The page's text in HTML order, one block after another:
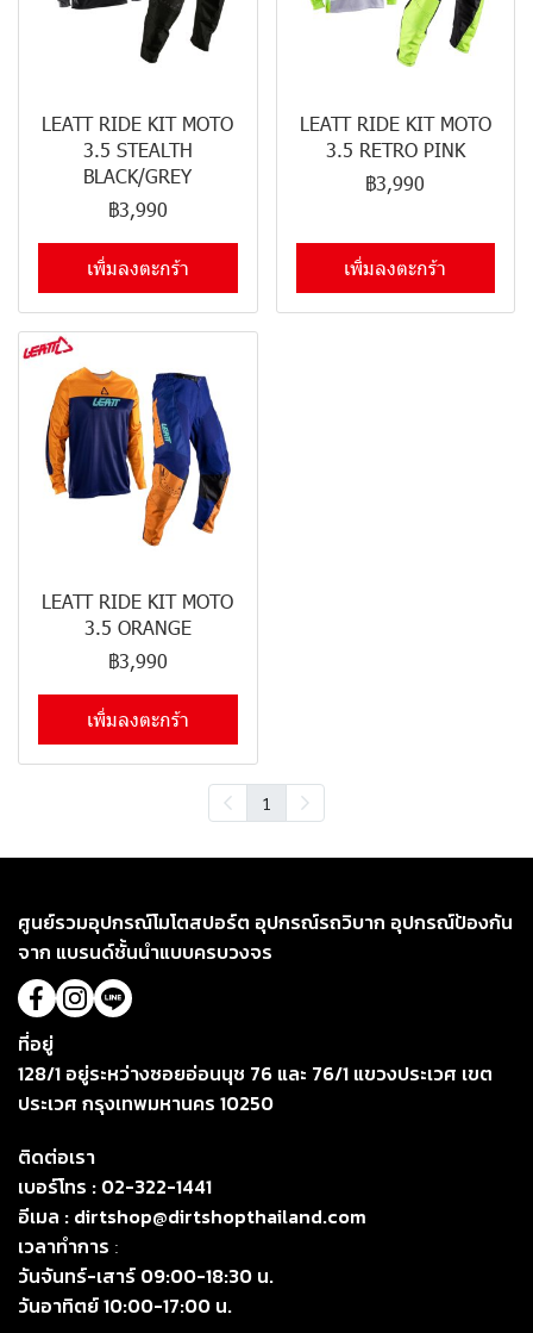
LEATT RIDE KIT MOTO
3.5 STEALTH
BLACK/GREY
฿3,990
เพิ่มลงตะกร้า
LEATT RIDE KIT MOTO
3.5 RETRO PINK
฿3,990
เพิ่มลงตะกร้า
LEATT RIDE KIT MOTO
3.5 ORANGE
฿3,990
เพิ่มลงตะกร้า
1
ศูนย์รวมอุปกรณ์โมโตสปอร์ต อุปกรณ์รถวิบาก อุปกรณ์ป้องกัน
จาก แบรนด์ชั้นนำแบบครบวงจร
ที่อยู่
128/1 อยู่ระหว่างซอยอ่อนนุช 76 และ 76/1 แขวงประเวศ เขต
ประเวศ กรุงเทพมหานคร 10250
ติดต่อเรา
เบอร์โทร : 02-322-1441
อีเมล : dirtshop@dirtshopthailand.com
เวลาทำการ :
วันจันทร์-เสาร์ 09:00-18:30 น.
วันอาทิตย์ 10:00-17:00 น.